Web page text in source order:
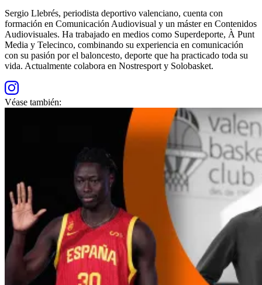
Sergio Llebrés, periodista deportivo valenciano, cuenta con
formación en Comunicación Audiovisual y un máster en Contenidos
Audiovisuales. Ha trabajado en medios como Superdeporte, À Punt
Media y Telecinco, combinando su experiencia en comunicación
con su pasión por el baloncesto, deporte que ha practicado toda su
vida. Actualmente colabora en Nostresport y Solobasket.
Véase también: